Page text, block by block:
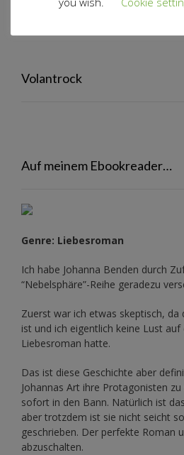
Volantrock
Auf meinem Ebookreader…
Genre: Liebesroman
Ich habe Johanna Benden durch
“Nebelsphäre”-Reihe geradezu
Zuerst war ich etwas skeptisch, da
ist und ich eigentlich keine Lust auf
Liebesroman hatte.
Das ist diese Geschichte aber
Johannas Art ihre Protagonisten
sofort in den Bann. Natürlich ist
aber trotzdem ist sie nicht seicht
geschrieben. Der perfekte Roman
abzuschalten.